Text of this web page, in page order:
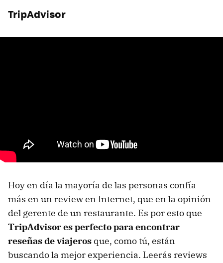
TripAdvisor
Hoy en día la mayoría de las personas confía
más en un review en Internet, que en la opinión
del gerente de un restaurante. Es por esto que
TripAdvisor es perfecto para encontrar
reseñas de viajeros que, como tú, están
buscando la mejor experiencia. Leerás reviews